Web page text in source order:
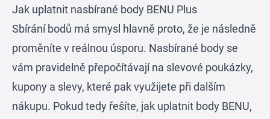
Jak uplatnit nasbírané body BENU Plus
Sbírání bodů má smysl hlavně proto, že je následně
proměníte v reálnou úsporu. Nasbírané body se
vám pravidelně přepočítávají na slevové poukázky,
kupony a slevy, které pak využijete při dalším
nákupu. Pokud tedy řešíte, jak uplatnit body BENU,